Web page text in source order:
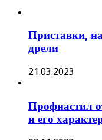
Приставки,
дрели
21.03.2023
Профнастил
и его